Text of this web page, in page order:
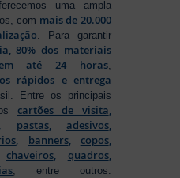
uma ampla
com mais de 20.000
. Para garantir
80% dos materiais
até 24 horas,
rápidos e entrega
Entre os principais
cartões de visita,
, pastas, adesivos,
, banners, copos,
chaveiros, quadros,
, entre outros.